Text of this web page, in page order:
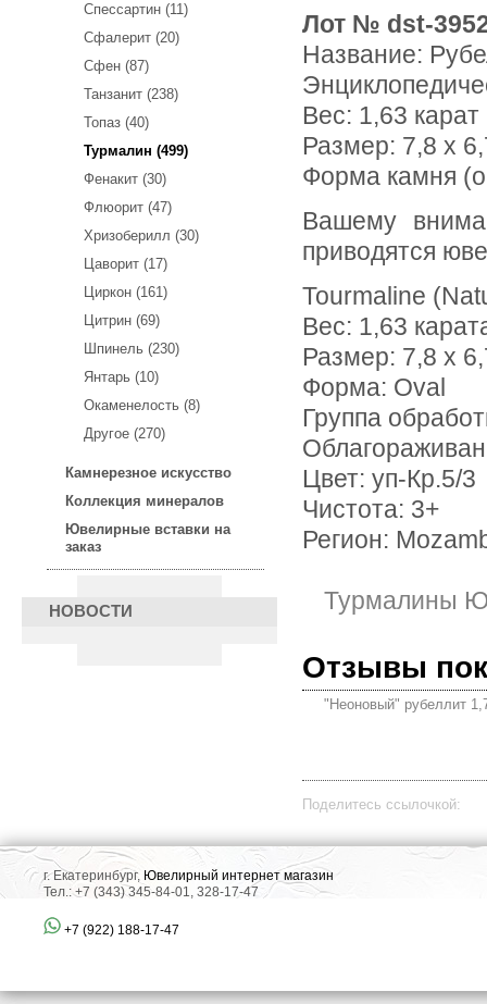
Спессартин (11)
Сфалерит (20)
Сфен (87)
Танзанит (238)
Топаз (40)
Турмалин (499)
Фенакит (30)
Флюорит (47)
Хризоберилл (30)
Цаворит (17)
Циркон (161)
Цитрин (69)
Шпинель (230)
Янтарь (10)
Окаменелость (8)
Другое (270)
Камнерезное искусство
Коллекция минералов
Ювелирные вставки на
заказ
НОВОСТИ
Лот № dst-
Название:
Вес: 1,63 карат
Размер: 7,8 x
Форма камня
Вашему вниманию предлагается рубеллит турмалин! Ниже
приводятся
Tourmaline
Вес: 1,63
Размер: 7,8 х
Форма: Oval
Группа
Цвет: уп-Кр.5/3
Чистота: 3+
Регион:
Турмалины
Отзывы
"Неоновый" рубеллит
Поделитесь ссылочкой:
г. Екатеринбург, Ювелирный интернет магазин
Тел.: +7 (343) 345-84-01, 328-17-47
+7 (922) 188-17-47